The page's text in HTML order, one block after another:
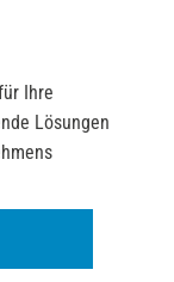
Ihre
Lösungen